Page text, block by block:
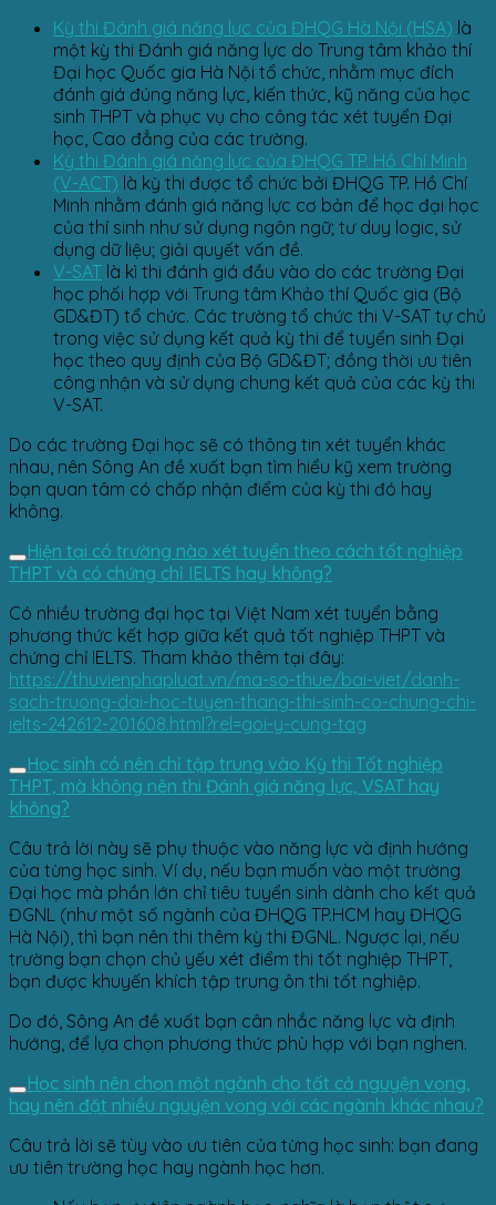
Kỳ thi Đánh giá năng lực của ĐHQG Hà Nội (HSA) là
một kỳ thi Đánh giá năng lực do Trung tâm khảo thí
Đại học Quốc gia Hà Nội tổ chức, nhằm mục đích
đánh giá đúng năng lực, kiến thức, kỹ năng của học
sinh THPT và phục vụ cho công tác xét tuyển Đại
học, Cao đẳng của các trường.
Kỳ thi Đánh giá năng lực của ĐHQG TP. Hồ Chí Minh
(V-ACT) là kỳ thi được tổ chức bởi ĐHQG TP. Hồ Chí
Minh nhằm đánh giá năng lực cơ bản để học đại học
của thí sinh như sử dụng ngôn ngữ; tư duy logic, sử
dụng dữ liệu; giải quyết vấn đề.
V-SAT là kì thi đánh giá đầu vào do các trường Đại
học phối hợp với Trung tâm Khảo thí Quốc gia (Bộ
GD&ĐT) tổ chức. Các trường tổ chức thi V-SAT tự chủ
trong việc sử dụng kết quả kỳ thi để tuyển sinh Đại
học theo quy định của Bộ GD&ĐT; đồng thời ưu tiên
công nhận và sử dụng chung kết quả của các kỳ thi
V-SAT.
Do các trường Đại học sẽ có thông tin xét tuyển khác
nhau, nên Sông An đề xuất bạn tìm hiểu kỹ xem trường
bạn quan tâm có chấp nhận điểm của kỳ thi đó hay
không.
Hiện tại có trường nào xét tuyển theo cách tốt nghiệp
THPT và có chứng chỉ IELTS hay không?
Có nhiều trường đại học tại Việt Nam xét tuyển bằng
phương thức kết hợp giữa kết quả tốt nghiệp THPT và
chứng chỉ IELTS. Tham khảo thêm tại đây:​
https://thuvienphapluat.vn/ma-so-thue/bai-viet/danh-
sach-truong-dai-hoc-tuyen-thang-thi-sinh-co-chung-chi-
ielts-242612-201608.html?rel=goi-y-cung-tag
Học sinh có nên chỉ tập trung vào Kỳ thi Tốt nghiệp
THPT, mà không nên thi Đánh giá năng lực, VSAT hay
không?
Câu trả lời này sẽ phụ thuộc vào năng lực và định hướng
của từng học sinh. Ví dụ, nếu bạn muốn vào một trường
Đại học mà phần lớn chỉ tiêu tuyển sinh dành cho kết quả
ĐGNL (như một số ngành của ĐHQG TP.HCM hay ĐHQG
Hà Nội), thì bạn nên thi thêm kỳ thi ĐGNL. Ngược lại, nếu
trường bạn chọn chủ yếu xét điểm thi tốt nghiệp THPT,
bạn được khuyến khích tập trung ôn thi tốt nghiệp.
Do đó, Sông An đề xuất bạn cân nhắc năng lực và định
hướng, để lựa chọn phương thức phù hợp với bạn nghen.
Học sinh nên chọn một ngành cho tất cả nguyện vọng,
hay nên đặt nhiều nguyện vọng với các ngành khác nhau?
Câu trả lời sẽ tùy vào ưu tiên của từng học sinh: bạn đang
ưu tiên trường học hay ngành học hơn.